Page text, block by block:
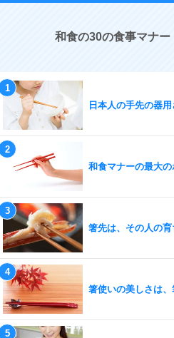
和食の30の食事マナー
日本人の手先の器用
和食マナーの最大の
箸先は、その人の育
箸使いの美しさは、